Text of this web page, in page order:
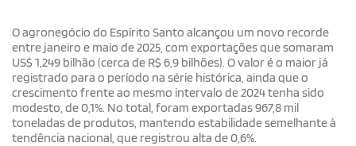
O agronegócio do Espírito Santo alcançou um novo recorde
entre janeiro e maio de 2025, com exportações que somaram
US$ 1,249 bilhão (cerca de R$ 6,9 bilhões). O valor é o maior já
registrado para o período na série histórica, ainda que o
crescimento frente ao mesmo intervalo de 2024 tenha sido
modesto, de 0,1%. No total, foram exportadas 967,8 mil
toneladas de produtos, mantendo estabilidade semelhante à
tendência nacional, que registrou alta de 0,6%.